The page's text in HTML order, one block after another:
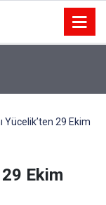
Yücelik’ten 29 Ekim
29 Ekim